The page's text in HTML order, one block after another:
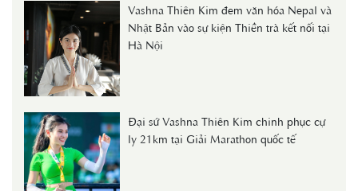
Vashna Thiên Kim đem văn hóa Nepal và
Nhật Bản vào sự kiện Thiền trà kết nối tại
Hà Nội
Đại sứ Vashna Thiên Kim chinh phục cự
ly 21km tại Giải Marathon quốc tế